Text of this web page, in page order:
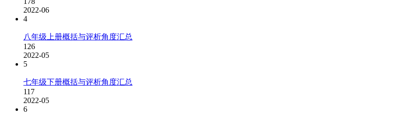
2022-06
4
八年级上册概括与评析角度汇总
126
2022-05
5
七年级下册概括与评析角度汇总
117
2022-05
6